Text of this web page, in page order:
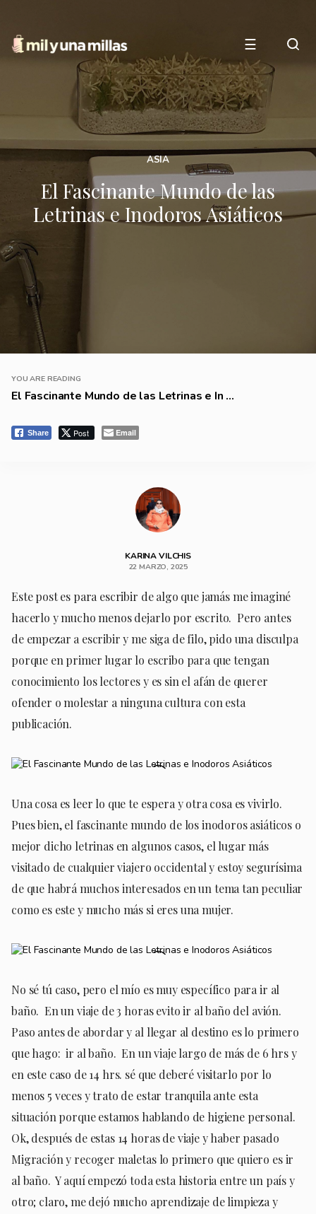
☰
ASIA
El Fascinante Mundo de las
Letrinas e Inodoros Asiáticos
YOU ARE READING
El Fascinante Mundo de las Letrinas e In ...
Share Post Email
KARINA VILCHIS
22 MARZO, 2025
Este post es para escribir de algo que jamás me imaginé
hacerlo y mucho menos dejarlo por escrito. Pero antes
de empezar a escribir y me siga de filo, pido una disculpa
porque en primer lugar lo escribo para que tengan
conocimiento los lectores y es sin el afán de querer
ofender o molestar a ninguna cultura con esta
publicación.
Una cosa es leer lo que te espera y otra cosa es vivirlo.
Pues bien, el fascinante mundo de los inodoros asiáticos o
mejor dicho letrinas en algunos casos, el lugar más
visitado de cualquier viajero occidental y estoy segurísima
de que habrá muchos interesados en un tema tan peculiar
como es este y mucho más si eres una mujer.
No sé tú caso, pero el mío es muy específico para ir al
baño. En un viaje de 3 horas evito ir al baño del avión.
Paso antes de abordar y al llegar al destino es lo primero
que hago: ir al baño. En un viaje largo de más de 6 hrs y
en este caso de 14 hrs. sé que deberé visitarlo por lo
menos 5 veces y trato de estar tranquila ante esta
situación porque estamos hablando de higiene personal.
Ok, después de estas 14 horas de viaje y haber pasado
Migración y recoger maletas lo primero que quiero es ir
al baño. Y aquí empezó toda esta historia entre un país y
otro; claro, me dejó mucho aprendizaje de limpieza y